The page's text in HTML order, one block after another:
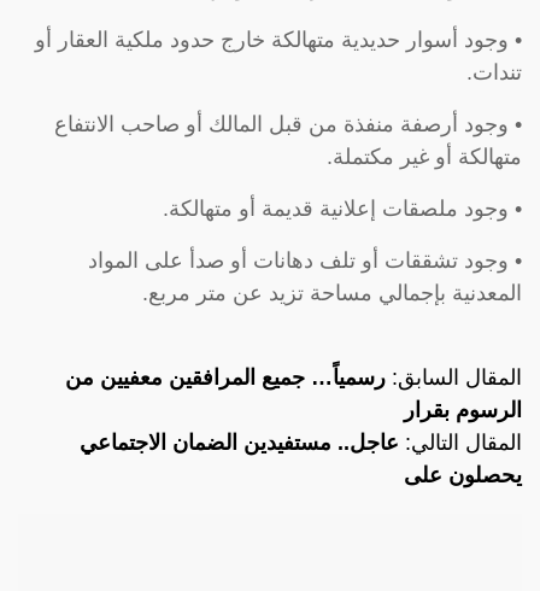
• وجود أسوار حديدية متهالكة خارج حدود ملكية العقار أو
تندات.
• وجود أرصفة منفذة من قبل المالك أو صاحب الانتفاع
متهالكة أو غير مكتملة.
• وجود ملصقات إعلانية قديمة أو متهالكة.
• وجود تشققات أو تلف دهانات أو صدأ على المواد
المعدنية بإجمالي مساحة تزيد عن متر مربع.
المقال السابق: رسمياً… جميع المرافقين معفيين من
الرسوم بقرار
المقال التالي: عاجل.. مستفيدين الضمان الاجتماعي
يحصلون على